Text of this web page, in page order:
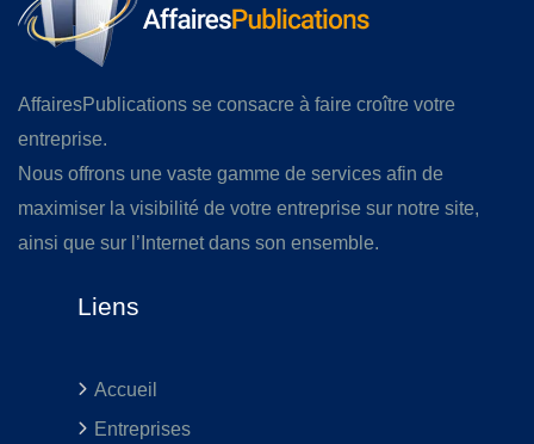
AffairesPublications se consacre à faire croître votre
entreprise.
Nous offrons une vaste gamme de services afin de
maximiser la visibilité de votre entreprise sur notre site,
ainsi que sur l’Internet dans son ensemble.
Liens
Accueil
Entreprises